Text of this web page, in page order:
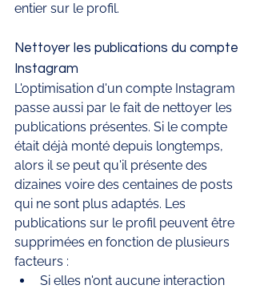
entier sur le profil.
Nettoyer les publications du compte
Instagram
L'optimisation d'un compte Instagram
passe aussi par le fait de nettoyer les
publications présentes. Si le compte
était déjà monté depuis longtemps,
alors il se peut qu'il présente des
dizaines voire des centaines de posts
qui ne sont plus adaptés. Les
publications sur le profil peuvent être
supprimées en fonction de plusieurs
facteurs :
Si elles n'ont aucune interaction